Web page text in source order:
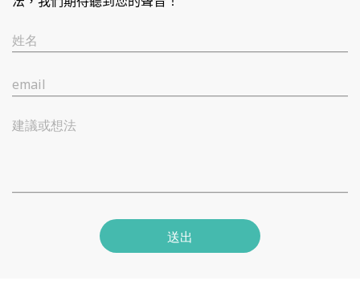
姓名
email
建議或想法
送出